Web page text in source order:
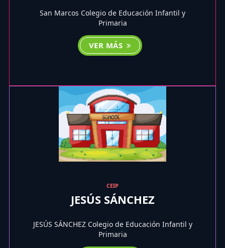
San Marcos Colegio de Educación Infantil y
Primaria
VER MÁS
CEIP
JESÚS SÁNCHEZ
JESÚS SÁNCHEZ Colegio de Educación Infantil y
Primaria